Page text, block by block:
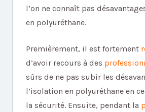
l’on ne connaît pas
en polyuréthane.
Premièrement, il est fortement
d’avoir recours à des
sûrs de ne pas subir les
l’isolation en polyuréthane en
la sécurité. Ensuite, pendant la